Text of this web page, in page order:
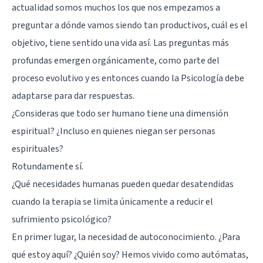
actualidad somos muchos los que nos empezamos a
preguntar a dónde vamos siendo tan productivos, cuál es el
objetivo, tiene sentido una vida así. Las preguntas más
profundas emergen orgánicamente, como parte del
proceso evolutivo y es entonces cuando la Psicología debe
adaptarse para dar respuestas.
¿Consideras que todo ser humano tiene una dimensión
espiritual? ¿Incluso en quienes niegan ser personas
espirituales?
Rotundamente sí.
¿Qué necesidades humanas pueden quedar desatendidas
cuando la terapia se limita únicamente a reducir el
sufrimiento psicológico?
En primer lugar, la necesidad de autoconocimiento. ¿Para
qué estoy aquí? ¿Quién soy? Hemos vivido como autómatas,